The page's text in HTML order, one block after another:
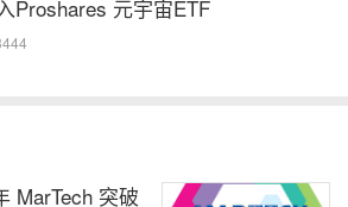
Proshares 元宇宙ETF
MarTech 突破